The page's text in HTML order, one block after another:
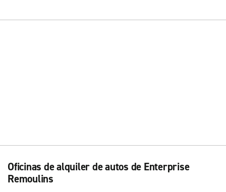
Oficinas de alquiler de autos de Enterprise
Remoulins